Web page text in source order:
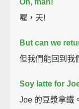
喔，天!
But can we
但我們能回到我
Soy latte for
Joe 的豆漿拿鐵。